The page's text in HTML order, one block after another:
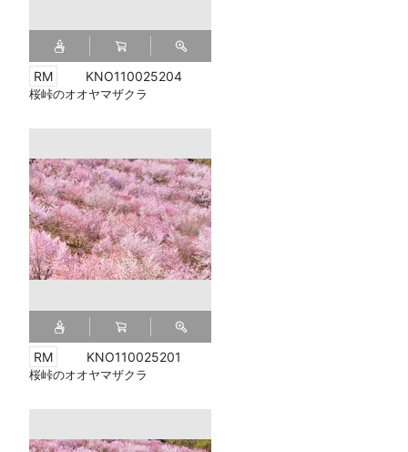
KNO110025204
桜峠のオオヤマザクラ
KNO110025201
桜峠のオオヤマザクラ